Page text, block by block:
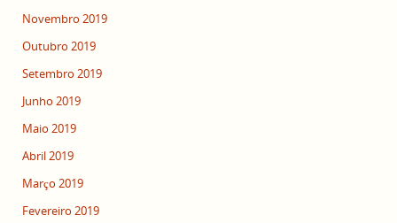
Novembro 2019
Outubro 2019
Setembro 2019
Junho 2019
Maio 2019
Abril 2019
Março 2019
Fevereiro 2019